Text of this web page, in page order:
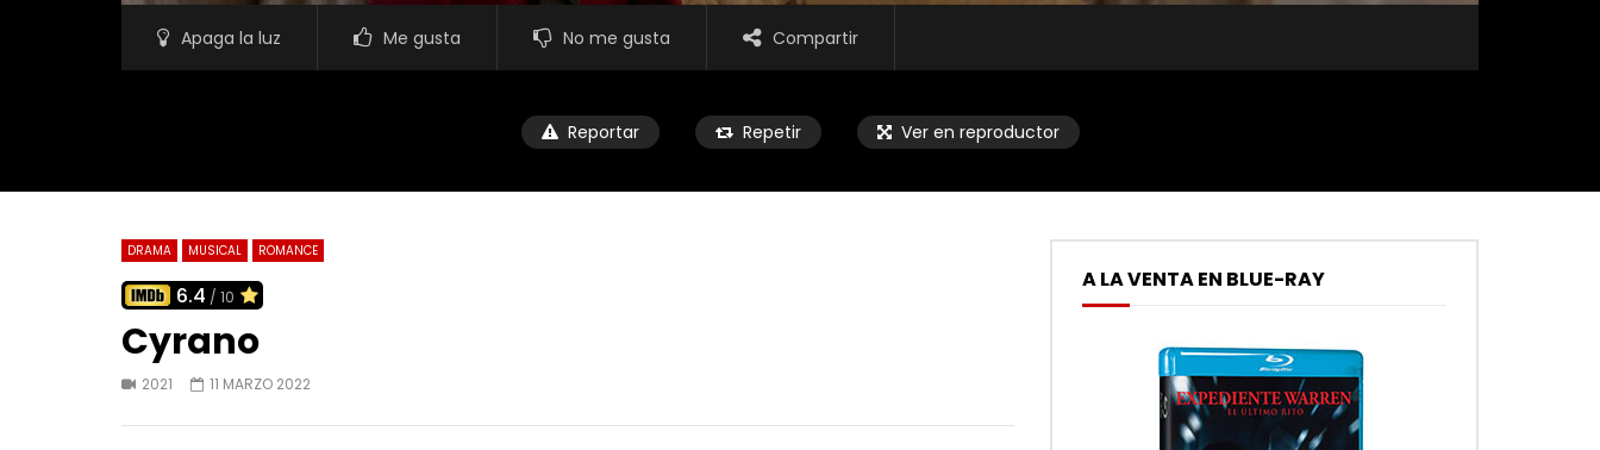
Apaga la luz Me gusta No me gusta Compartir
Reportar Repetir Ver en reproductor
DRAMA MUSICAL ROMANCE
6.4 / 10
Cyrano
2021 11 MARZO 2022
A LA VENTA EN BLUE-RAY